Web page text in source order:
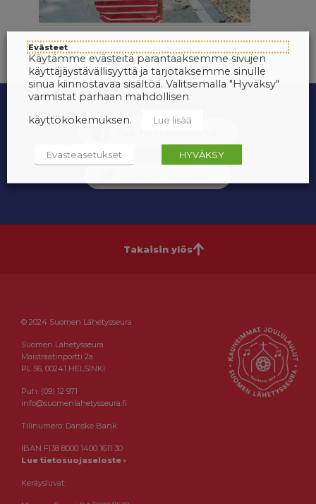
Takaisin ylös
© 2024 Suomen Lähetysseura
Suomen Lähetysseura
Maistraatinportti 2a
PL 56, 00241 HELSINKI
Puh. (09) 12 971
info@suomenlahetysseura.fi
Tilinumero: Danske Bank
IBAN FI38 8000 1400 1611 30
Lue tietosuojaseloste ›
Keräysluvat:
Evästeet
Käytämme evästeitä parantaaksemme sivujen
käyttäjäystävällisyyttä ja tarjotaksemme sinulle
sinua kiinnostavaa sisältöä. Valitsemalla "Hyväksy"
varmistat parhaan mahdollisen
käyttökokemuksen.
Lue lisää
Evästeasetukset HYVÄKSY